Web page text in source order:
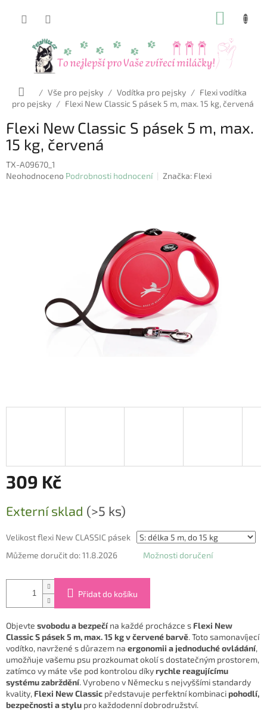
Domů
/ Vše pro pejsky / Vodítka pro pejsky / Flexi vodítka
pro pejsky / Flexi New Classic S pásek 5 m, max. 15 kg, červená
Flexi New Classic S pásek 5 m, max.
15 kg, červená
TX-A09670_1
Průměrné
Neohodnoceno Podrobnosti hodnocení Značka: Flexi
309 Kč
cena:
Externí sklad (>5 ks)
Velikost flexi New CLASSIC pásek
Můžeme doručit do:11.8.2026 Možnosti doručení
Přidat do košíku
Objevte svobodu a bezpečína každé procházce s Flexi New
Classic S pásek 5 m, max. 15 kg v červené barvě. Toto samonavíjecí
vodítko, navržené s důrazem na ergonomii a jednoduché ovládání,
umožňuje vašemu psu prozkoumat okolí s dostatečným prostorem,
zatímco vy máte vše pod kontrolou díkyrychle reagujícímu
systému zabrždění. Vyrobeno v Německu s nejvyššími standardy
kvality, Flexi New Classic představuje perfektní kombinacipohodlí,
bezpečnosti a stylu pro každodenní dobrodružství.